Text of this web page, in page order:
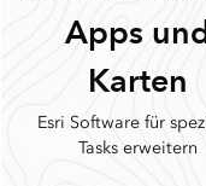
Apps
Karten
Esri Software für
Tasks erweitern